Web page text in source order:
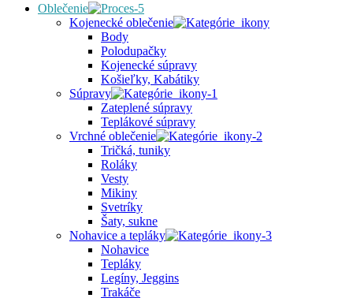
Oblečenie
Kojenecké oblečenie
Body
Polodupačky
Kojenecké súpravy
Košieľky, Kabátiky
Súpravy
Zateplené súpravy
Teplákové súpravy
Vrchné oblečenie
Tričká, tuniky
Roláky
Vesty
Mikiny
Svetríky
Šaty, sukne
Nohavice a tepláky
Nohavice
Tepláky
Legíny, Jeggins
Trakáče